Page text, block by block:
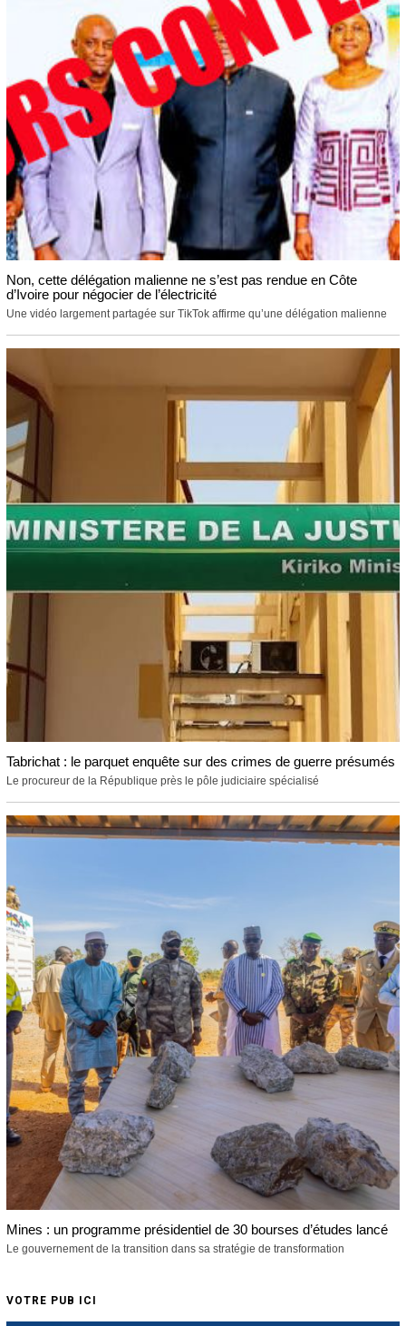
Non, cette délégation malienne ne s’est pas rendue en Côte
d’Ivoire pour négocier de l’électricité
Une vidéo largement partagée sur TikTok affirme qu’une délégation malienne
Tabrichat : le parquet enquête sur des crimes de guerre présumés
Le procureur de la République près le pôle judiciaire spécialisé
Mines : un programme présidentiel de 30 bourses d’études lancé
Le gouvernement de la transition dans sa stratégie de transformation
VOTRE PUB ICI